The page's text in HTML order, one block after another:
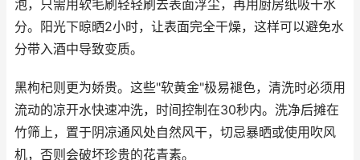
泡，只需用软毛刷轻轻刷去表面浮尘，再用厨房纸吸干水
分。阳光下晾晒2小时，让表面完全干燥，这样可以避免水
分带入酒中导致变质。
黑枸杞则更为娇贵。这些"软黄金"极易褪色，清洗时必须用
流动的凉开水快速冲洗，时间控制在30秒内。洗净后摊在
竹筛上，置于阴凉通风处自然风干，切忌暴晒或使用吹风
机，否则会破坏珍贵的花青素。